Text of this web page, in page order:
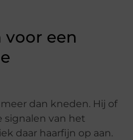
voor een
dan kneden. Hij of
signalen van het
daar haarfijn op aan.